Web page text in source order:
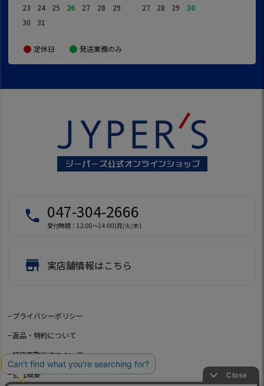
23
24 25 26 27 28
29
30
31
27
28 29 30
定休日 発送業務のみ
local_phone 047-304-2666
受付時間：12:00～14:00(月/火/木)
store 実店舗情報はこちら
プライバシーポリシー
返品・特約について
特定商取引法について
会社概要